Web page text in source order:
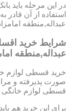
در این مرحله باید
استفاده از آن قادر
عبداله,منطقه
شرایط خرید
عبداله,منطقه
خرید قسطی لوازم
صورت پذیرفته و
قسطی لوازم خانگی
برای این خرید هم